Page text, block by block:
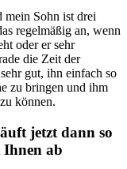
Sohn ist drei
regelmäßig an, wenn
oder er sehr
die Zeit der
gut, ihn einfach so
zu bringen und ihm
können.
jetzt dann so
Ihnen ab